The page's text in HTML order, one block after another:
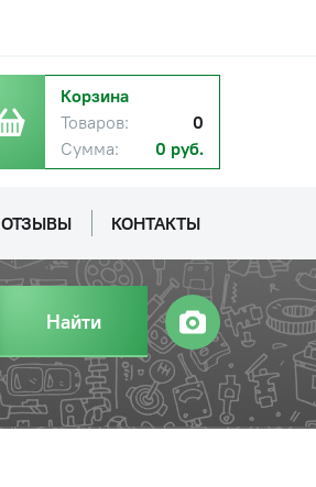
Корзина
Товаров:
0
Сумма:
0 руб.
ОТЗЫВЫ КОНТАКТЫ
Найти